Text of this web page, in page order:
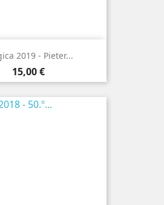
2019 - Pieter...
Preço
15,00 €